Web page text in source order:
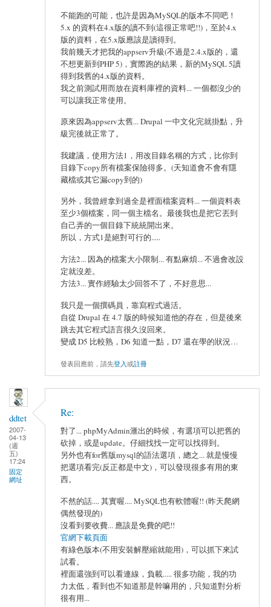
不能跑的可能，也許是因為MySQL的版本不同吧！
5.x 的資料在4.x版的讀不到(這很正常吧!!)，至於4.x
版的資料，在5.x版應該是讀得到。
我前幾天才把我的appserv升級(不過是2.4.x版的，還
不想更新到PHP 5)，實際跑的結果，新的MySQL 5讀
得到我舊的4.x版的資料。
我之前測試用而放在資料庫裡的資料... 一個都沒少的
可以讓我正常使用。
原來因為appserv太舊... Drupal 一中文化完就掛點，升
級完後就正常了。
我建議，使用方法1，用改目錄名稱的方式，比你到
目錄下copy所有檔案保險得多。(天知道會不會有隱
藏檔或其它漏copy到的)
另外，我曾經拿到過全是裡面檔案資料... 一個資料表
至少3個檔案，同一個主檔名。最後我也是把它丟到
自己弄的一個目錄下統統開出來。
所以，方式1是絕對可行的.....
方法2... 因為的檔案大小限制... 有點麻煩... 不過會改設
定就沒差。
方法3... 實作經驗太少回答不了，不好意思...
我只是一個撰碼員，靠寫程式過活。
自從 Drupal 在 4.7 版的時候知道他的存在，但是後來
跳去其它程式語言很久沒回來。
變成 D5 比較熟，D6 知道一點，D7 還在學的狀況…
發表回應前，請先登入或註冊
ddtet
2007-
04-13
(週
五)
17:24
固定
網址
Re:
對了... phpMyAdmin滙出的時候，有選項可以把舊的
砍掉，或是update。仔細找找一定可以找得到。
另外也有for舊版mysql的語法選項，總之... 就是慢慢
把選項看完(反正都是中文)，可以發現很多有用的東
西。
不然的話.... 其實喔.... MySQL也有軟體喔!! (昨天爬網
偶然發現的)
沒看到要收費... 應該是免費的吧!!
官網下載頁面
有綠色版本(不用安裝解壓縮就能用)，可以抓下來試
試看。
裡面還強到可以看連線，負載..... 很多功能，我的功
力太低，看到也不知道那是幹嘛用的，只知道對分析
很有用...